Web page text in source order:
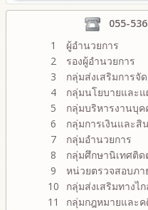
055-
1
ผู้อำนวยการ
2
รองผู้อำนวยการ
3
กลุ่มส่งเสริมการจั
4
กลุ่มนโยบายและ
5
กลุ่มบริหารงานบุค
6
กลุ่มการเงินและสิ
7
กลุ่มอำนวยการ
8
กลุ่มศึกษานิเทศติด
9
หน่วยตรวจสอบภา
10
กลุ่มส่งเสริมทางไ
11
กลุ่มกฎหมายและค